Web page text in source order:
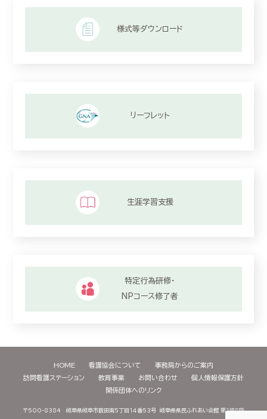
様式等ダウンロード
リーフレット
生涯学習支援
特定行為研修・
NPコース修了者
HOME 看護協会について
事務局からのご案内
訪問看護ステーション
教育事業 お問い合わせ
個人情報保護方針
関係団体へのリンク
〒500-8384 岐阜県岐阜市薮田南５丁目１４番５３号 岐阜県県民ふれあい会館 第１棟５階